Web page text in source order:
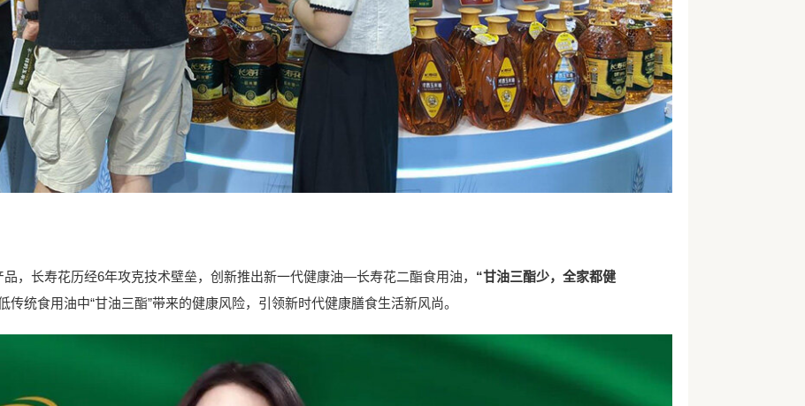
，长寿花历经6年攻克技术壁垒，创新推出新一代健康油—长寿花二酯食用油， “甘油三酯少，全家都健
传统食用油中“甘油三酯”带来的健康风险，引领新时代健康膳食生活新风尚。